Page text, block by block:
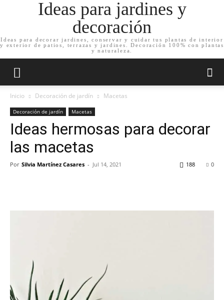
Ideas para jardines y
decoración
Ideas para decorar jardines, conservar y cuidar tus plantas de interior
y exterior de patios, terrazas y jardines. Decoración 100% con plantas
y naturaleza.
Inicio Decoración de jardín Macetas
Decoración de jardín Macetas
Ideas hermosas para decorar
las macetas
Por Silvia Martínez Casares - Jul 14, 2021 0
188